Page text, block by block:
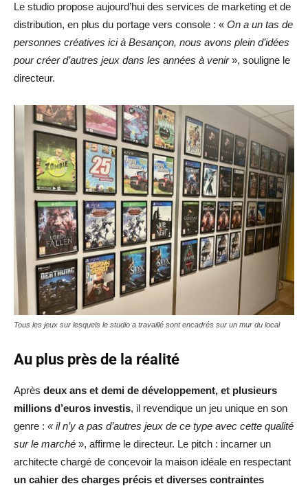
Le studio propose aujourd’hui des services de marketing et de
distribution, en plus du portage vers console : « On a un tas de
personnes créatives ici à Besançon, nous avons plein d’idées
pour créer d’autres jeux dans les années à venir», souligne le
directeur.
Tous les jeux sur lesquels le studio a travaillé sont encadrés sur un mur du local
Au plus près de la réalité
Après deux ans et demi de développement, et plusieurs
millions d’euros investis, il revendique un jeu unique en son
genre : « il n’y a pas d’autres jeux de ce type avec cette qualité
sur le marché », affirme le directeur. Le pitch : incarner un
architecte chargé de concevoir la maison idéale en respectant
un cahier des charges précis et diverses contraintes